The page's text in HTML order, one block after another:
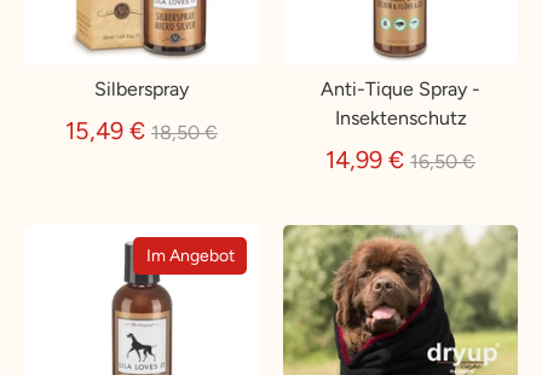
Silberspray
15,49 € Normaler
18,50 €
Anti-Tique Spray -
Insektenschutz
14,99 € Normaler
16,50 €
Im Angebot